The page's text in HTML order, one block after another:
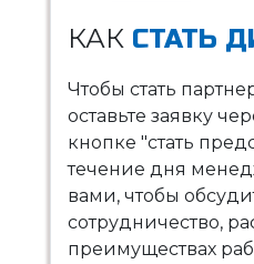
КАК СТАТЬ
Чтобы стать
оставьте заявку
кнопке "стать
течение дня
вами, чтобы
сотрудничество,
преимуществах